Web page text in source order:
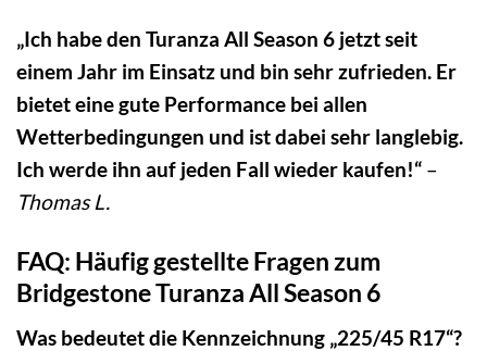
„Ich habe den Turanza All Season 6 jetzt seit
einem Jahr im Einsatz und bin sehr zufrieden. Er
bietet eine gute Performance bei allen
Wetterbedingungen und ist dabei sehr langlebig.
Ich werde ihn auf jeden Fall wieder kaufen!“ –
Thomas L.
FAQ: Häufig gestellte Fragen zum
Bridgestone Turanza All Season 6
Was bedeutet die Kennzeichnung „225/45 R17“?